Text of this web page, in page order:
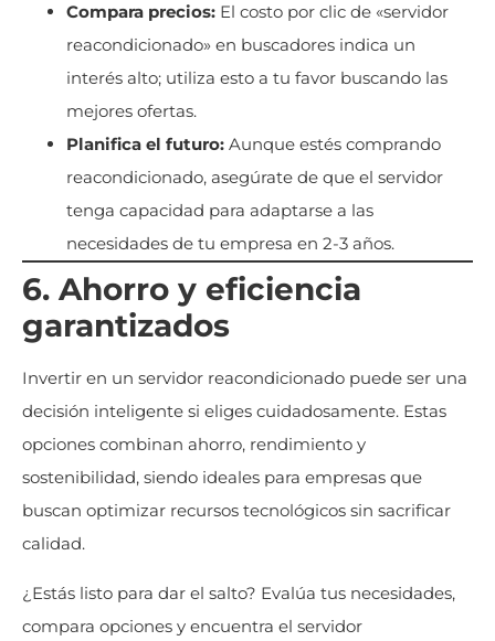
Compara precios: El costo por clic de «servidor
reacondicionado» en buscadores indica un
interés alto; utiliza esto a tu favor buscando las
mejores ofertas.
Planifica el futuro: Aunque estés comprando
reacondicionado, asegúrate de que el servidor
tenga capacidad para adaptarse a las
necesidades de tu empresa en 2-3 años.
6. Ahorro y eficiencia
garantizados
Invertir en un servidor reacondicionado puede ser una
decisión inteligente si eliges cuidadosamente. Estas
opciones combinan ahorro, rendimiento y
sostenibilidad, siendo ideales para empresas que
buscan optimizar recursos tecnológicos sin sacrificar
calidad.
¿Estás listo para dar el salto? Evalúa tus necesidades,
compara opciones y encuentra el servidor